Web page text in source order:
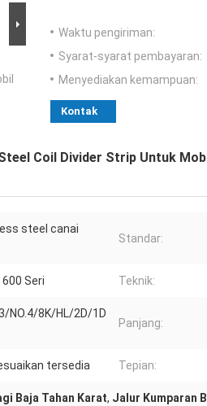
Waktu pengiriman:
Syarat-syarat pembayaran:
Menyediakan kemampuan:
Kontak
Coil Divider Strip Untuk
steel canai
Standar:
Seri Teknik:
NO.4/8K/HL/2D/1D
Panjang:
tersedia Tepian:
Baja Tahan Karat, Jalur Kumparan